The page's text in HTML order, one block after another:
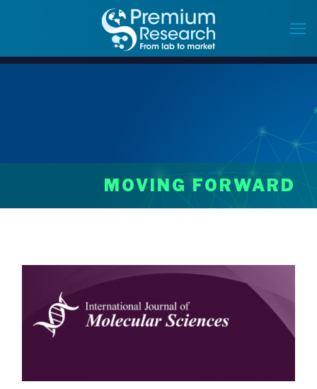
MOVING FORWARD